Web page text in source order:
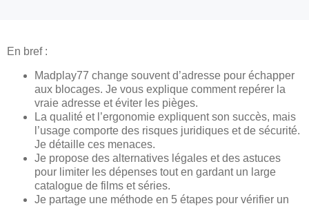
En bref :
Madplay77 change souvent d’adresse pour échapper
aux blocages. Je vous explique comment repérer la
vraie adresse et éviter les pièges.
La qualité et l’ergonomie expliquent son succès, mais
l’usage comporte des risques juridiques et de sécurité.
Je détaille ces menaces.
Je propose des alternatives légales et des astuces
pour limiter les dépenses tout en gardant un large
catalogue de films et séries.
Je partage une méthode en 5 étapes pour vérifier un